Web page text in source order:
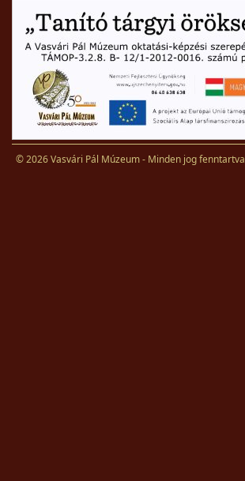
© 2026 Vasvári Pál Múzeum - Minden jog fenntartva